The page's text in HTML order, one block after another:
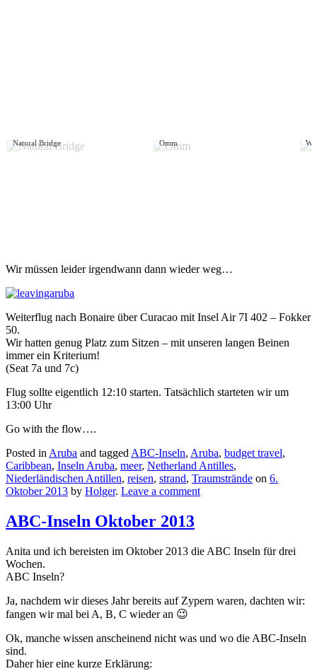
Natural Bridge Omm
Wir müssen leider irgendwann dann wieder weg…
Weiterflug nach Bonaire über Curacao mit Insel Air 7I 402 – Fokker
50.
Wir hatten genug Platz zum Sitzen – mit unseren langen Beinen
immer ein Kriterium!
(Seat 7a und 7c)
Flug sollte eigentlich 12:10 starten. Tatsächlich starteten wir um
13:00 Uhr
Go with the flow….
Posted in Aruba and tagged ABC-Inseln, Aruba, budget travel,
Caribbean, Inseln Aruba, meer, Netherland Antilles,
Niederländischen Antillen, reisen, strand, Traumstrände on 6.
Oktober 2013 by Holger. Leave a comment
ABC-Inseln Oktober 2013
Anita und ich bereisten im Oktober 2013 die ABC Inseln für drei
Wochen.
ABC Inseln?
Ja, nachdem wir dieses Jahr bereits auf Zypern waren, dachten wir:
fangen wir mal bei A, B, C wieder an 😉
Ok, manche wissen anscheinend nicht was und wo die ABC-Inseln
sind.
Daher hier eine kurze Erklärung: